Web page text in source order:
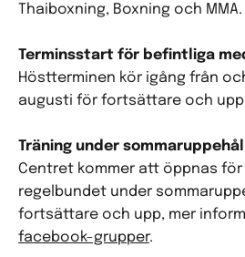
Thaiboxning, Boxning och MMA.
Terminsstart för befintliga
Höstterminen kör igång från
augusti för fortsättare och
Träning under
Centret kommer att öppnas
regelbundet under
fortsättare och upp, mer
facebook-grupper.